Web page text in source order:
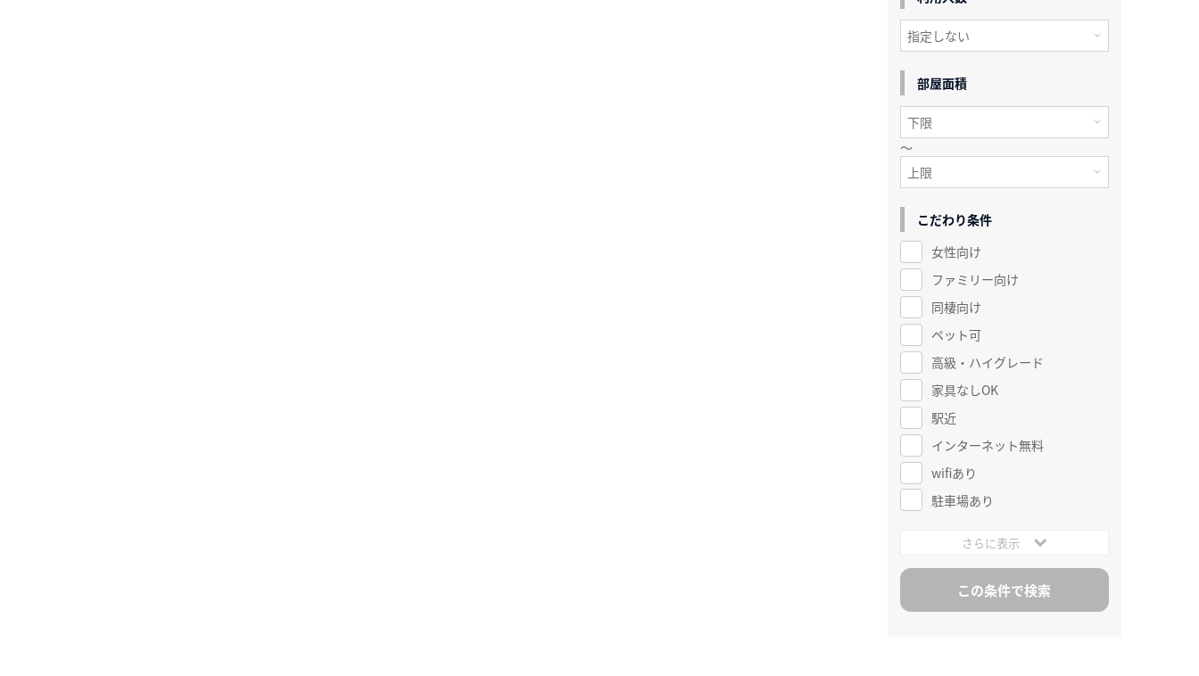
部屋面積
～
こだわり条件
女性向け
ファミリー向け
同棲向け
ペット可
高級・ハイグレード
家具なしOK
駅近
インターネット無料
wifiあり
駐車場あり
さらに表示